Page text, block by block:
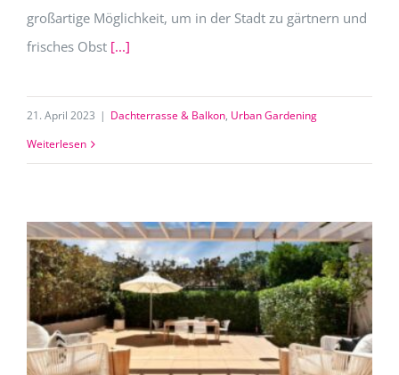
großartige Möglichkeit, um in der Stadt zu gärtnern und
frisches Obst [...]
21. April 2023 | Dachterrasse & Balkon, Urban Gardening
Weiterlesen